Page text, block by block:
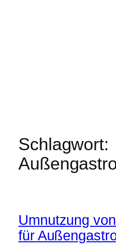
Schlagwort:
Umnutzung
für